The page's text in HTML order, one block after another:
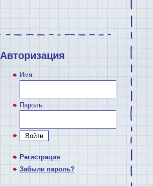
Авторизация
Имя:
Пароль:
Войти
Регистрация
Забыли пароль?